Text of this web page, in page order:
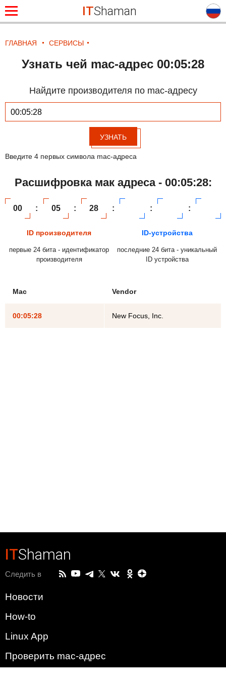
ITShaman
ГЛАВНАЯ СЕРВИСЫ
Узнать чей mac-адрес 00:05:28
Найдите производителя по mac-адресу
УЗНАТЬ
Введите 4 первых символа mac-адреса
Расшифровка мак адреса - 00:05:28:
00 : 05 : 28 : : :
ID производителя
первые 24 бита - идентификатор
производителя
ID-устройства
последние 24 бита - уникальный
ID устройства
Mac Vendor
00:05:28 New Focus, Inc.
ITShaman
Следить в
Новости
How-to
Linux App
Проверить mac-адрес